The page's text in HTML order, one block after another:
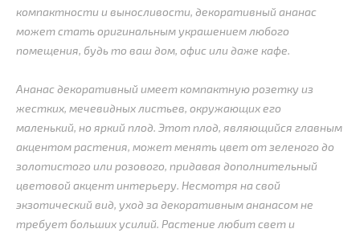
компактности и выносливости, декоративный ананас
может стать оригинальным украшением любого
помещения, будь то ваш дом, офис или даже кафе.
Ананас декоративный имеет компактную розетку из
жестких, мечевидных листьев, окружающих его
маленький, но яркий плод. Этот плод, являющийся главным
акцентом растения, может менять цвет от зеленого до
золотистого или розового, придавая дополнительный
цветовой акцент интерьеру. Несмотря на свой
экзотический вид, уход за декоративным ананасом не
требует больших усилий. Растение любит свет и